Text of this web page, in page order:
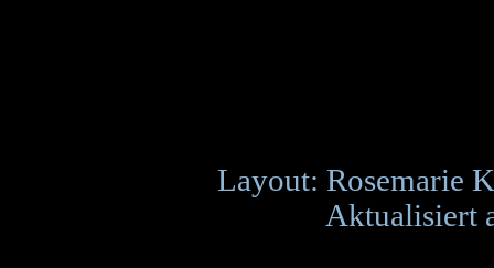
Layout: Rosemarie
Aktualisiert